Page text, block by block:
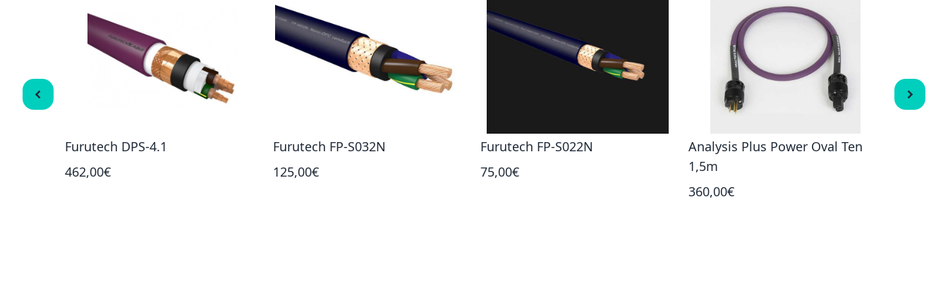
Furutech DPS-4.1
462,00€
Furutech FP-S032N
125,00€
Furutech FP-S022N
75,00€
Analysis Plus Power Oval Ten
1,5m
360,00€